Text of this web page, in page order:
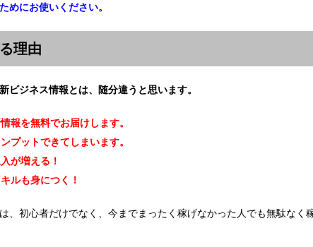
めにお使いください。
理由
ビジネス情報とは、随分違うと思います。
報を無料でお届けします。
プットできてしまいます。
が増える！
ルも身につく！
、初心者だけでなく、今までまったく稼げなかった人でも無駄なく